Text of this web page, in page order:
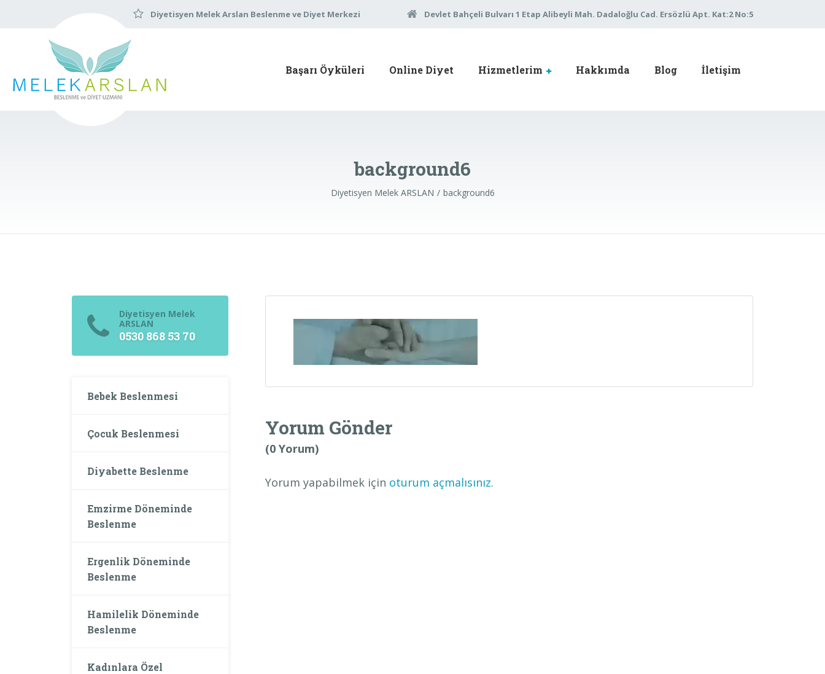
Diyetisyen Melek Arslan Beslenme ve Diyet Merkezi Devlet Bahçeli Bulvarı 1 Etap Alibeyli Mah. Dadaloğlu Cad. Ersözlü Apt. Kat:2 No:5
Başarı Öyküleri Online Diyet Hizmetlerim Hakkımda Blog İletişim
background6
Diyetisyen Melek ARSLAN background6
Yorum Gönder
(0 Yorum)
Yorum yapabilmek için oturum açmalısınız.
Diyetisyen Melek
ARSLAN
0530 868 53 70
Bebek Beslenmesi
Çocuk Beslenmesi
Diyabette Beslenme
Emzirme Döneminde
Beslenme
Ergenlik Döneminde
Beslenme
Hamilelik Döneminde
Beslenme
Kadınlara Özel